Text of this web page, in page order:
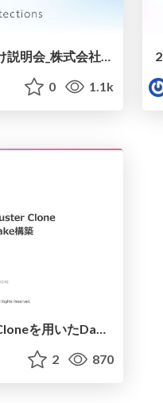
2025/2/6開催メディア向け説明会_株式会社 NCB Lab._企業間決済の最新トレンド 米国主要プレイヤーの戦略
0 1.1k
Amazon Aurora Cluster Cloneを用いたDataLake構築
2 870